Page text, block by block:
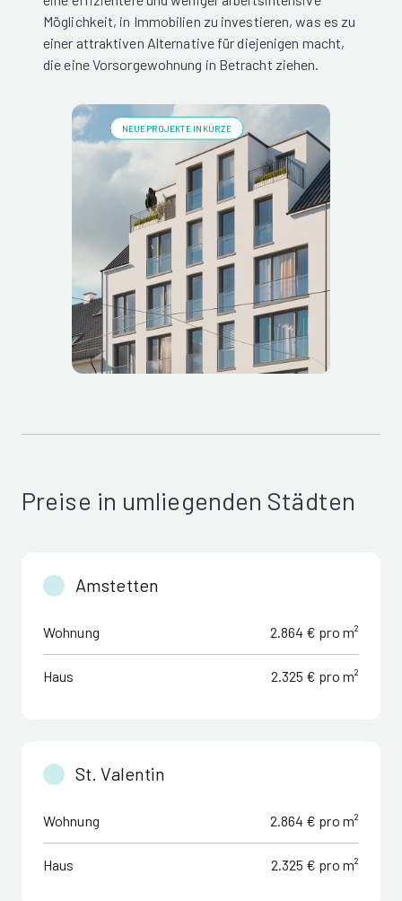
Möglichkeit, in Immobilien zu investieren, was es zu
einer attraktiven Alternative für diejenigen macht,
die eine Vorsorgewohnung in Betracht ziehen.
NEUE PROJEKTE IN KÜRZE
Preise in umliegenden Städten
Amstetten
Wohnung 2.864 € pro m²
Haus 2.325 € pro m²
St. Valentin
Wohnung 2.864 € pro m²
Haus 2.325 € pro m²